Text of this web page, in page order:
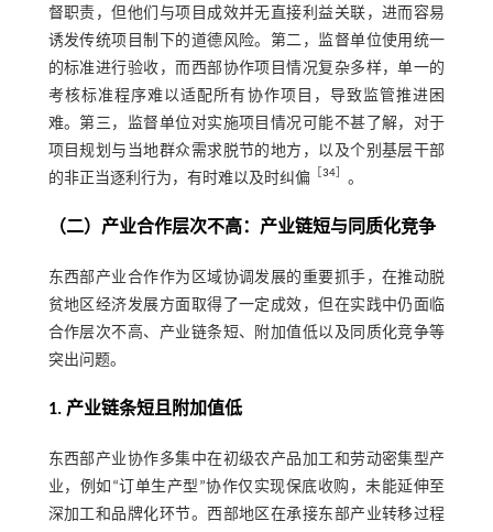
督职责，但他们与项目成效并无直接利益关联，进而容易
诱发传统项目制下的道德风险。第二，监督单位使用统一
的标准进行验收，而西部协作项目情况复杂多样，单一的
考核标准程序难以适配所有协作项目，导致监管推进困
难。第三，监督单位对实施项目情况可能不甚了解，对于
项目规划与当地群众需求脱节的地方，以及个别基层干部
的非正当逐利行为，有时难以及时纠偏 ［34］ 。
（二）产业合作层次不高：产业链短与同质化竞争
东西部产业合作作为区域协调发展的重要抓手，在推动脱
贫地区经济发展方面取得了一定成效，但在实践中仍面临
合作层次不高、产业链条短、附加值低以及同质化竞争等
突出问题。
1. 产业链条短且附加值低
东西部产业协作多集中在初级农产品加工和劳动密集型产
业，例如“订单生产型”协作仅实现保底收购，未能延伸至
深加工和品牌化环节。西部地区在承接东部产业转移过程